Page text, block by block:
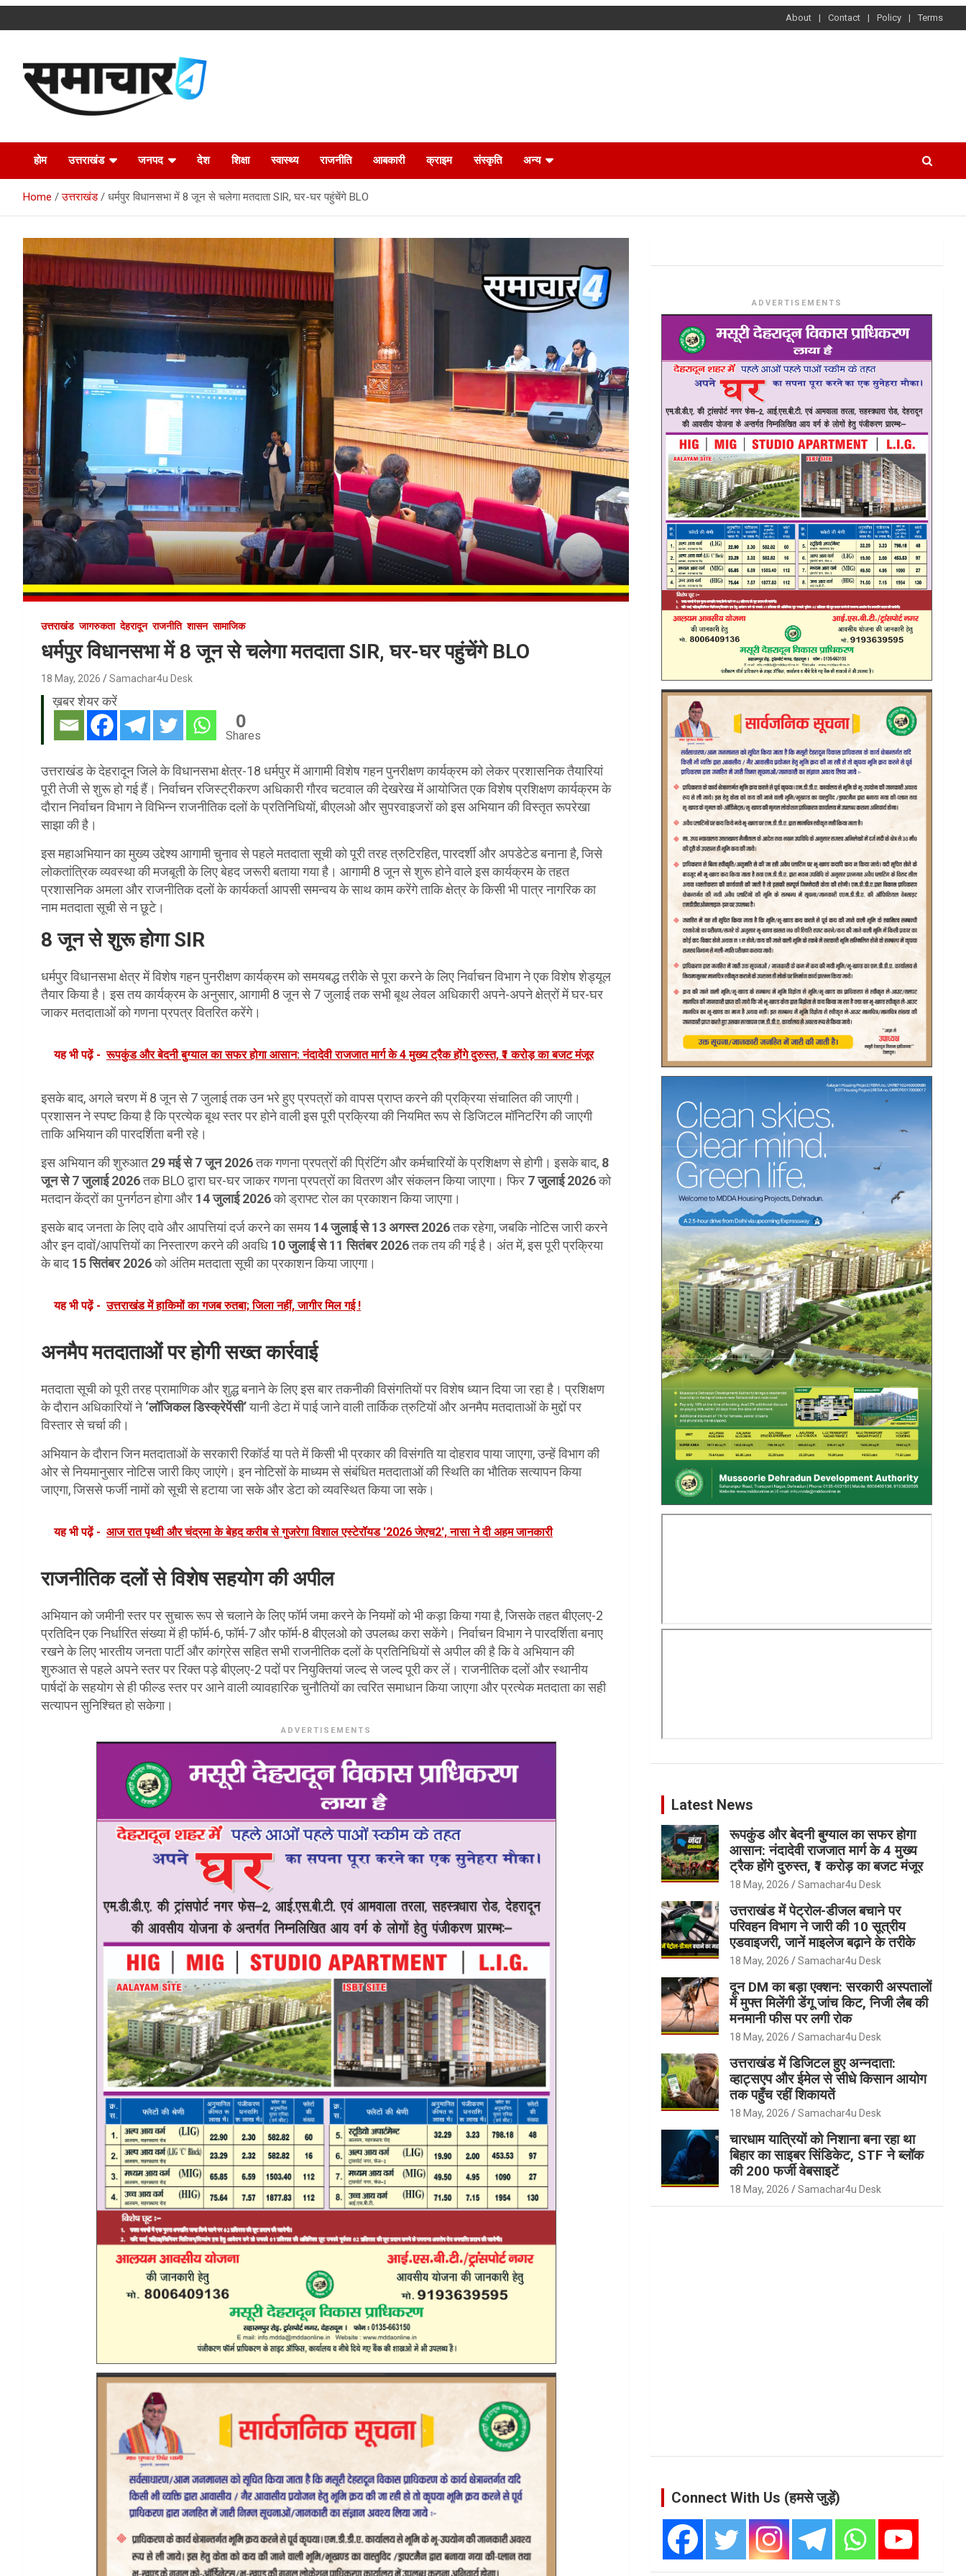
to
About Contact Policy Terms
Samachar4u
होम उत्तराखंड जनपद देश शिक्षा स्वास्थ्य राजनीति आबकारी क्राइम संस्कृति अन्य
Home उत्तराखंड धर्मपुर विधानसभा में 8 जून से चलेगा मतदाता SIR, घर-घर पहुंचेंगे BLO
उत्तराखंड जागरुकता देहरादून राजनीति शासन सामाजिक
धर्मपुर विधानसभा में 8 जून से चलेगा मतदाता SIR, घर-घर पहुंचेंगे BLO
18 May, 2026 Samachar4u Desk
ख़बर शेयर करें
0
Shares
उत्तराखंड के देहरादून जिले के विधानसभा क्षेत्र-18 धर्मपुर में आगामी विशेष गहन पुनरीक्षण कार्यक्रम को लेकर प्रशासनिक तैयारियां
पूरी तेजी से शुरू हो गई हैं। निर्वाचन रजिस्ट्रीकरण अधिकारी गौरव चटवाल की देखरेख में आयोजित एक विशेष प्रशिक्षण कार्यक्रम के
दौरान निर्वाचन विभाग ने विभिन्न राजनीतिक दलों के प्रतिनिधियों, बीएलओ और सुपरवाइजरों को इस अभियान की विस्तृत रूपरेखा
साझा की है।
इस महाअभियान का मुख्य उद्देश्य आगामी चुनाव से पहले मतदाता सूची को पूरी तरह त्रुटिरहित, पारदर्शी और अपडेटेड बनाना है, जिसे
लोकतांत्रिक व्यवस्था की मजबूती के लिए बेहद जरूरी बताया गया है। आगामी 8 जून से शुरू होने वाले इस कार्यक्रम के तहत
प्रशासनिक अमला और राजनीतिक दलों के कार्यकर्ता आपसी समन्वय के साथ काम करेंगे ताकि क्षेत्र के किसी भी पात्र नागरिक का
नाम मतदाता सूची से न छूटे।
8 जून से शुरू होगा SIR
धर्मपुर विधानसभा क्षेत्र में विशेष गहन पुनरीक्षण कार्यक्रम को समयबद्ध तरीके से पूरा करने के लिए निर्वाचन विभाग ने एक विशेष शेड्यूल
तैयार किया है। इस तय कार्यक्रम के अनुसार, आगामी 8 जून से 7 जुलाई तक सभी बूथ लेवल अधिकारी अपने-अपने क्षेत्रों में घर-घर
जाकर मतदाताओं को गणना प्रपत्र वितरित करेंगे।
यह भी पढ़ें - रूपकुंड और बेदनी बुग्याल का सफर होगा आसान: नंदादेवी राजजात मार्ग के 4 मुख्य ट्रैक होंगे दुरुस्त, ₹1 करोड़ का बजट मंजूर
इसके बाद, अगले चरण में 8 जून से 7 जुलाई तक उन भरे हुए प्रपत्रों को वापस प्राप्त करने की प्रक्रिया संचालित की जाएगी।
प्रशासन ने स्पष्ट किया है कि प्रत्येक बूथ स्तर पर होने वाली इस पूरी प्रक्रिया की नियमित रूप से डिजिटल मॉनिटरिंग की जाएगी
ताकि अभियान की पारदर्शिता बनी रहे।
इस अभियान की शुरुआत29 मई से 7 जून 2026तक गणना प्रपत्रों की प्रिंटिंग और कर्मचारियों के प्रशिक्षण से होगी। इसके बाद, 8
जून से 7 जुलाई 2026तक BLO द्वारा घर-घर जाकर गणना प्रपत्रों का वितरण और संकलन किया जाएगा। फिर 7 जुलाई 2026को
मतदान केंद्रों का पुनर्गठन होगा और 14 जुलाई 2026को ड्राफ्ट रोल का प्रकाशन किया जाएगा।
इसके बाद जनता के लिए दावे और आपत्तियां दर्ज करने का समय14 जुलाई से 13 अगस्त 2026तक रहेगा, जबकि नोटिस जारी करने
और इन दावों/आपत्तियों का निस्तारण करने की अवधि 10 जुलाई से 11 सितंबर 2026तक तय की गई है। अंत में, इस पूरी प्रक्रिया
के बाद15 सितंबर 2026को अंतिम मतदाता सूची का प्रकाशन किया जाएगा।
यह भी पढ़ें - उत्तराखंड में हाकिमों का गजब रुतबा; जिला नहीं, जागीर मिल गई !
अनमैप मतदाताओं पर होगी सख्त कार्रवाई
मतदाता सूची को पूरी तरह प्रामाणिक और शुद्ध बनाने के लिए इस बार तकनीकी विसंगतियों पर विशेष ध्यान दिया जा रहा है। प्रशिक्षण
के दौरान अधिकारियों ने‘लॉजिकल डिस्क्रेपेंसी’यानी डेटा में पाई जाने वाली तार्किक त्रुटियों और अनमैप मतदाताओं के मुद्दों पर
विस्तार से चर्चा की।
अभियान के दौरान जिन मतदाताओं के सरकारी रिकॉर्ड या पते में किसी भी प्रकार की विसंगति या दोहराव पाया जाएगा, उन्हें विभाग की
ओर से नियमानुसार नोटिस जारी किए जाएंगे। इन नोटिसों के माध्यम से संबंधित मतदाताओं की स्थिति का भौतिक सत्यापन किया
जाएगा, जिससे फर्जी नामों को सूची से हटाया जा सके और डेटा को व्यवस्थित किया जा सके।
यह भी पढ़ें - आज रात पृथ्वी और चंद्रमा के बेहद करीब से गुजरेगा विशाल एस्टेरॉयड '2026 जेएच2', नासा ने दी अहम जानकारी
राजनीतिक दलों से विशेष सहयोग की अपील
अभियान को जमीनी स्तर पर सुचारू रूप से चलाने के लिए फॉर्म जमा करने के नियमों को भी कड़ा किया गया है, जिसके तहत बीएलए-2
प्रतिदिन एक निर्धारित संख्या में ही फॉर्म-6, फॉर्म-7 और फॉर्म-8 बीएलओ को उपलब्ध करा सकेंगे। निर्वाचन विभाग ने पारदर्शिता बनाए
रखने के लिए भारतीय जनता पार्टी और कांग्रेस सहित सभी राजनीतिक दलों के प्रतिनिधियों से अपील की है कि वे अभियान की
शुरुआत से पहले अपने स्तर पर रिक्त पड़े बीएलए-2 पदों पर नियुक्तियां जल्द से जल्द पूरी कर लें। राजनीतिक दलों और स्थानीय
पार्षदों के सहयोग से ही फील्ड स्तर पर आने वाली व्यावहारिक चुनौतियों का त्वरित समाधान किया जाएगा और प्रत्येक मतदाता का सही
सत्यापन सुनिश्चित हो सकेगा।
ADVERTISEMENTS
ADVERTISEMENTS
Latest News
रूपकुंड और बेदनी बुग्याल का सफर होगा
आसान: नंदादेवी राजजात मार्ग के 4 मुख्य
ट्रैक होंगे दुरुस्त, ₹1 करोड़ का बजट मंजूर
18 May, 2026 Samachar4u Desk
उत्तराखंड में पेट्रोल-डीजल बचाने पर
परिवहन विभाग ने जारी की 10 सूत्रीय
एडवाइजरी, जानें माइलेज बढ़ाने के तरीके
18 May, 2026 Samachar4u Desk
दून DM का बड़ा एक्शन: सरकारी अस्पतालों
में मुफ्त मिलेंगी डेंगू जांच किट, निजी लैब की
मनमानी फीस पर लगी रोक
18 May, 2026 Samachar4u Desk
उत्तराखंड में डिजिटल हुए अन्नदाता:
व्हाट्सएप और ईमेल से सीधे किसान आयोग
तक पहुँच रहीं शिकायतें
18 May, 2026 Samachar4u Desk
चारधाम यात्रियों को निशाना बना रहा था
बिहार का साइबर सिंडिकेट, STF ने ब्लॉक
की 200 फर्जी वेबसाइटें
18 May, 2026 Samachar4u Desk
Connect With Us (हमसे जुड़ें)